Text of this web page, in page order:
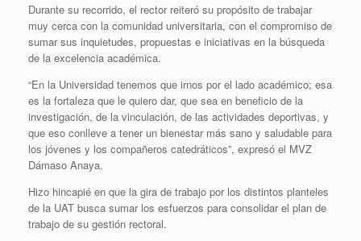
Durante su recorrido, el rector reiteró su propósito de trabajar
muy cerca con la comunidad universitaria, con el compromiso de
sumar sus inquietudes, propuestas e iniciativas en la búsqueda
de la excelencia académica.
“En la Universidad tenemos que irnos por el lado académico; esa
es la fortaleza que le quiero dar, que sea en beneficio de la
investigación, de la vinculación, de las actividades deportivas, y
que eso conlleve a tener un bienestar más sano y saludable para
los jóvenes y los compañeros catedráticos”, expresó el MVZ
Dámaso Anaya.
Hizo hincapié en que la gira de trabajo por los distintos planteles
de la UAT busca sumar los esfuerzos para consolidar el plan de
trabajo de su gestión rectoral.